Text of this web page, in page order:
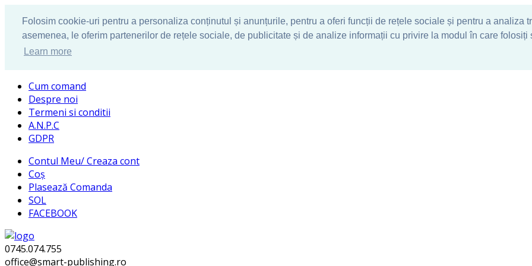
Folosim cookie-uri pentru a personaliza conținutul și anunțurile, pentru a oferi funcții de rețele sociale și pentru a analiza
asemenea, le oferim partenerilor de rețele sociale, de publicitate și de analize informații cu privire la modul în care folosiți
Learn more
Cum comand
Despre noi
Termeni si conditii
A.N.P.C
GDPR
Contul Meu/ Creaza cont
Coș
Plasează Comanda
SOL
FACEBOOK
0745.074.755
office@smart-publishing.ro